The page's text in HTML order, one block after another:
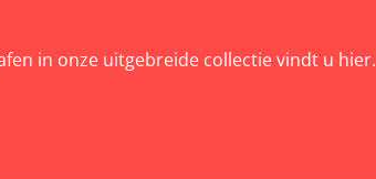
in onze uitgebreide collectie vindt u hier.